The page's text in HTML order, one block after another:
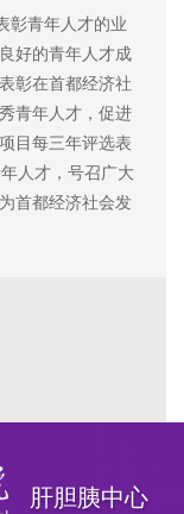
青年人才的业
好的青年人才成
彰在首都经济社
青年人才，促进
目每三年评选表
人才，号召广大
首都经济社会发
肝胆胰中心